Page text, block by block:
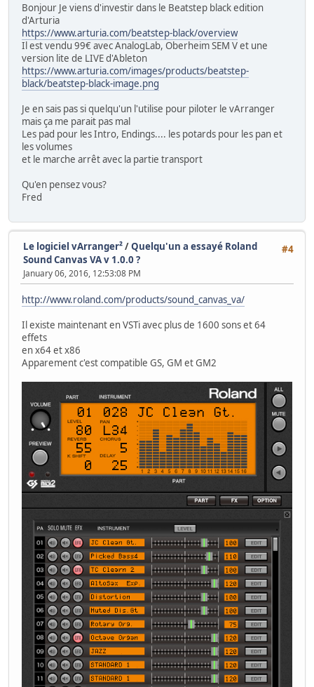
Bonjour Je viens d'investir dans le Beatstep black edition
d'Arturia
https://www.arturia.com/beatstep-black/overview
Il est vendu 99€ avec AnalogLab, Oberheim SEM V et une
version lite de LIVE d'Ableton
https://www.arturia.com/images/products/beatstep-
black/beatstep-black-image.png
Je en sais pas si quelqu'un l'utilise pour piloter le vArranger
mais ça me parait pas mal
Les pad pour les Intro, Endings.... les potards pour les pan et
les volumes
et le marche arrêt avec la partie transport
Qu'en pensez vous?
Fred
#4
Le logiciel vArranger²/Quelqu'un a essayé Roland
Sound Canvas VA v 1.0.0 ?
January 06, 2016, 12:53:08 PM
http://www.roland.com/products/sound_canvas_va/
Il existe maintenant en VSTi avec plus de 1600 sons et 64
effets
en x64 et x86
Apparement c'est compatible GS, GM et GM2